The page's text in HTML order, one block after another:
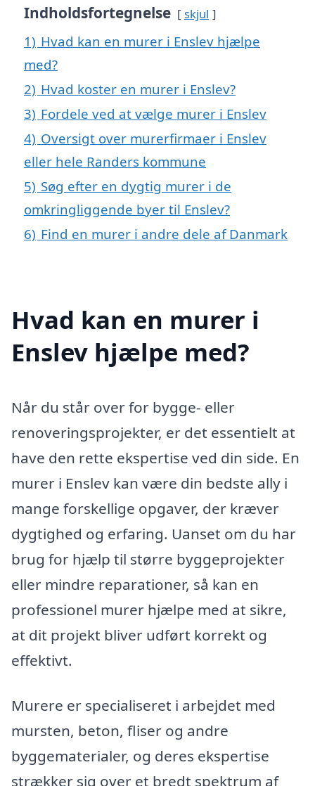
Indholdsfortegnelse skjul
1) Hvad kan en murer i Enslev hjælpe
med?
2) Hvad koster en murer i Enslev?
3) Fordele ved at vælge murer i Enslev
4) Oversigt over murerfirmaer i Enslev
eller hele Randers kommune
5) Søg efter en dygtig murer i de
omkringliggende byer til Enslev?
6) Find en murer i andre dele af Danmark
Hvad kan en murer i
Enslev hjælpe med?
Når du står over for bygge- eller
renoveringsprojekter, er det essentielt at
have den rette ekspertise ved din side. En
murer i Enslev kan være din bedste ally i
mange forskellige opgaver, der kræver
dygtighed og erfaring. Uanset om du har
brug for hjælp til større byggeprojekter
eller mindre reparationer, så kan en
professionel murer hjælpe med at sikre,
at dit projekt bliver udført korrekt og
effektivt.
Murere er specialiseret i arbejdet med
mursten, beton, fliser og andre
byggematerialer, og deres ekspertise
strækker sig over et bredt spektrum af